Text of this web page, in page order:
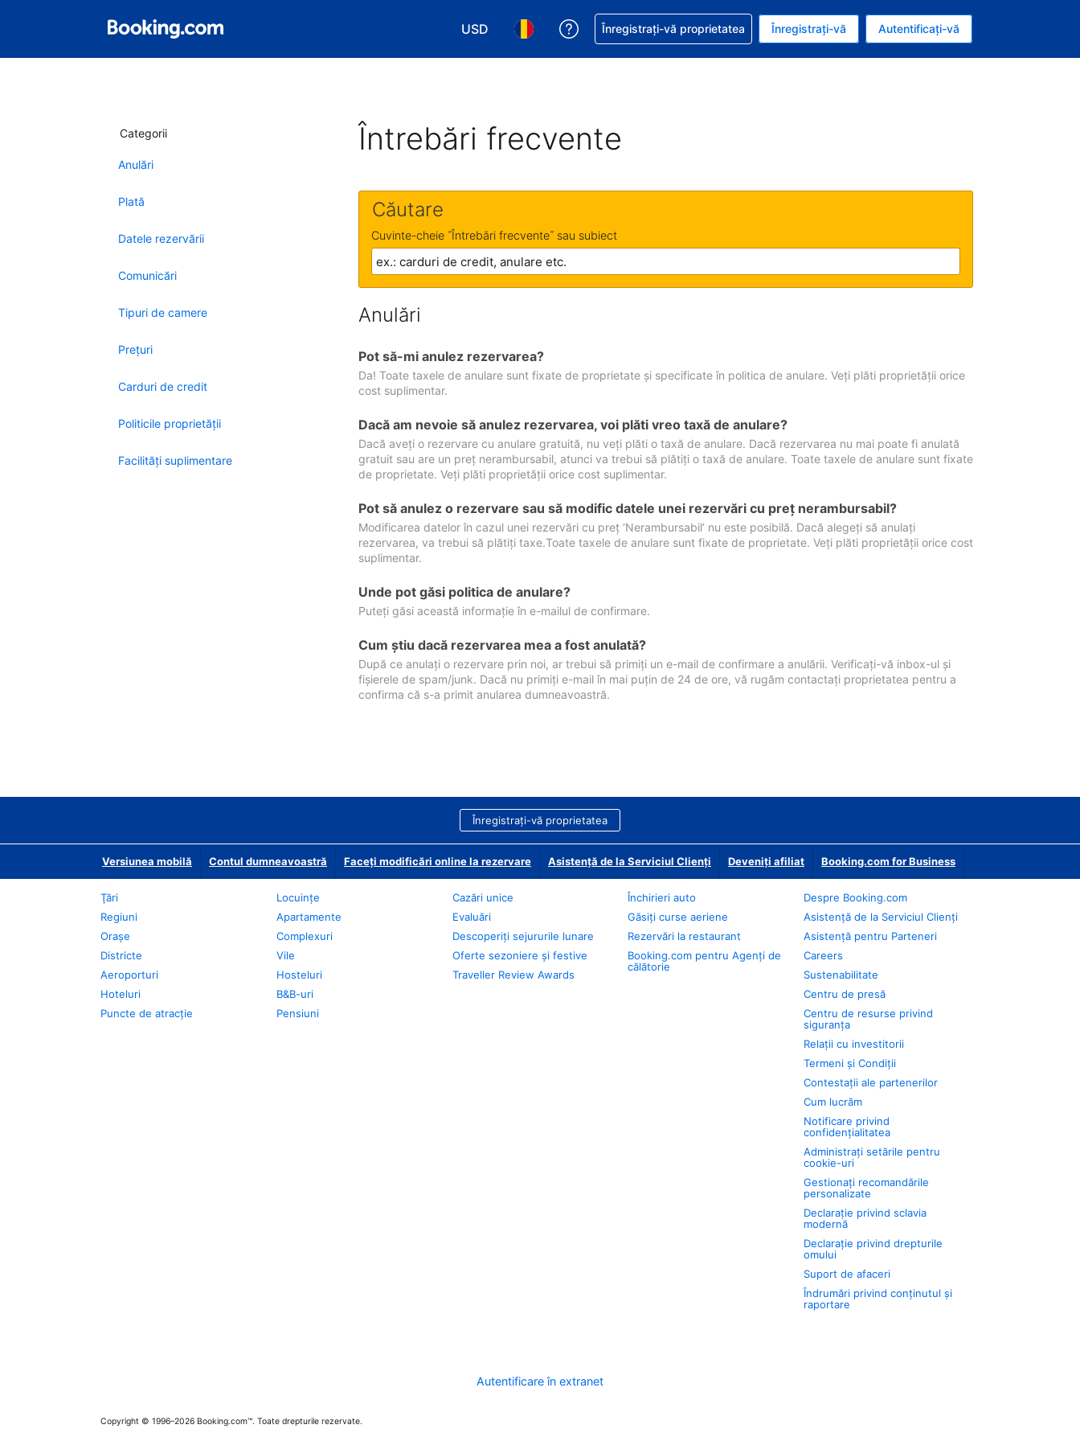
USD
Alegeţi moneda. Moneda actuală este Dolar american
Alegeți limba. Limba actuală este Română
Primiți asistență cu privire la rezervarea dvs.
Înregistrați-vă proprietatea Înregistrați-vă Autentificați-vă
Categorii
Anulări
Plată
Datele rezervării
Comunicări
Tipuri de camere
Preţuri
Carduri de credit
Politicile proprietății
Facilităţi suplimentare
Întrebări frecvente
Căutare
Cuvinte-cheie ˝Întrebări frecvente˝ sau subiect
Anulări
Pot să-mi anulez rezervarea?
Da! Toate taxele de anulare sunt fixate de proprietate și specificate în politica de anulare. Veți plăti proprietății orice
cost suplimentar.
Dacă am nevoie să anulez rezervarea, voi plăti vreo taxă de anulare?
Dacă aveți o rezervare cu anulare gratuită, nu veți plăti o taxă de anulare. Dacă rezervarea nu mai poate fi anulată
gratuit sau are un preț nerambursabil, atunci va trebui să plătiți o taxă de anulare. Toate taxele de anulare sunt fixate
de proprietate. Veți plăti proprietății orice cost suplimentar.
Pot să anulez o rezervare sau să modific datele unei rezervări cu preţ nerambursabil?
Modificarea datelor în cazul unei rezervări cu preț ‘Nerambursabil’ nu este posibilă. Dacă alegeți să anulați
rezervarea, va trebui să plătiți taxe.Toate taxele de anulare sunt fixate de proprietate. Veți plăti proprietății orice cost
suplimentar.
Unde pot găsi politica de anulare?
Puteți găsi această informație în e-mailul de confirmare.
Cum ştiu dacă rezervarea mea a fost anulată?
După ce anulați o rezervare prin noi, ar trebui să primiți un e-mail de confirmare a anulării. Verificați-vă inbox-ul și
fișierele de spam/junk. Dacă nu primiți e-mail în mai puțin de 24 de ore, vă rugăm contactați proprietatea pentru a
confirma că s-a primit anularea dumneavoastră.
Înregistrați-vă proprietatea
Versiunea mobilă Contul dumneavoastră Faceți modificări online la rezervare Asistență de la Serviciul Clienți Deveniţi afiliat Booking.com for Business
Ţări
Regiuni
Oraşe
Districte
Aeroporturi
Hoteluri
Puncte de atracţie
Locuințe
Apartamente
Complexuri
Vile
Hosteluri
B&B-uri
Pensiuni
Cazări unice
Evaluări
Descoperiți sejururile lunare
Oferte sezoniere și festive
Traveller Review Awards
Închirieri auto
Găsiți curse aeriene
Rezervări la restaurant
Booking.com pentru Agenți de
călătorie
Despre Booking.com
Asistență de la Serviciul Clienți
Asistență pentru Parteneri
Careers
Sustenabilitate
Centru de presă
Centru de resurse privind
siguranța
Relații cu investitorii
Termeni și Condiții
Contestații ale partenerilor
Cum lucrăm
Notificare privind
confidențialitatea
Administrați setările pentru
cookie-uri
Gestionați recomandările
personalizate
Declarație privind sclavia
modernă
Declarație privind drepturile
omului
Suport de afaceri
Îndrumări privind conținutul și
raportare
Autentificare în extranet
Copyright © 1996–2026 Booking.com™. Toate drepturile rezervate.